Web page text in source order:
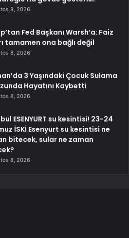
8, 2026
Fed Başkanı Warsh’a: Faiz
tamamen ona bağlı değil
8, 2026
3 Yaşındaki Çocuk Sulama
Hayatını Kaybetti
8, 2026
ESENYURT su kesintisi! 23-24
İSKİ Esenyurt su kesintisi ne
bitecek, sular ne zaman
8, 2026